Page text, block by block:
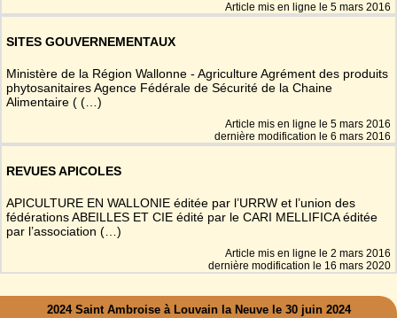
Article mis en ligne le 5 mars 2016
SITES GOUVERNEMENTAUX
Ministère de la Région Wallonne - Agriculture Agrément des produits
phytosanitaires Agence Fédérale de Sécurité de la Chaine
Alimentaire ( (…)
Article mis en ligne le 5 mars 2016
dernière modification le 6 mars 2016
REVUES APICOLES
APICULTURE EN WALLONIE éditée par l’URRW et l’union des
fédérations ABEILLES ET CIE édité par le CARI MELLIFICA éditée
par l’association (…)
Article mis en ligne le 2 mars 2016
dernière modification le 16 mars 2020
2024 Saint Ambroise à Louvain la Neuve le 30 juin 2024